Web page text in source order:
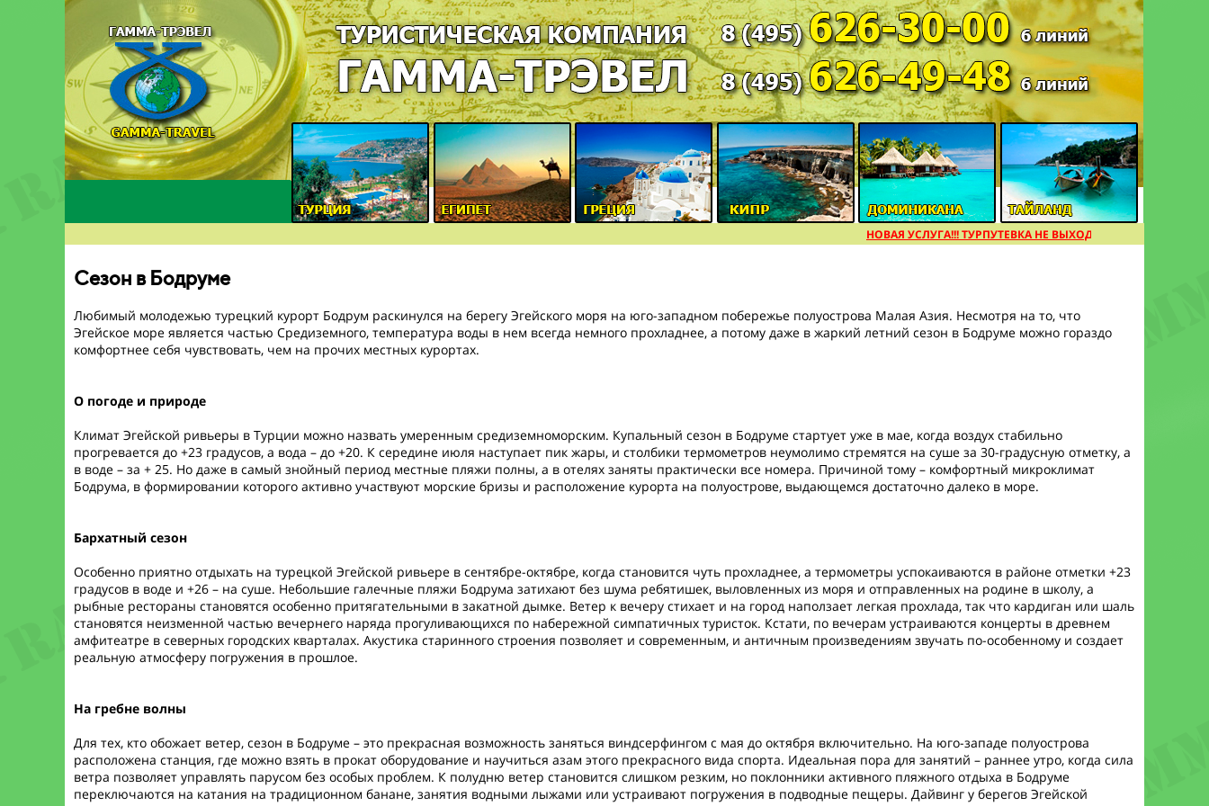
НОВАЯ УСЛУГА!!! ТУРПУТЕВКА НЕ ВЫХОДЯ ИЗ ДОМА
Сезон в Бодруме
Любимый молодежью турецкий курорт Бодрум раскинулся на берегу Эгейского моря на юго-западном побережье полуострова Малая Азия. Несмотря на то, что
Эгейское море является частью Средиземного, температура воды в нем всегда немного прохладнее, а потому даже в жаркий летний сезон в Бодруме можно гораздо
комфортнее себя чувствовать, чем на прочих местных курортах.
О погоде и природе
Климат Эгейской ривьеры в Турции можно назвать умеренным средиземноморским. Купальный сезон в Бодруме стартует уже в мае, когда воздух стабильно
прогревается до +23 градусов, а вода – до +20. К середине июля наступает пик жары, и столбики термометров неумолимо стремятся на суше за 30-градусную отметку, а
в воде – за + 25. Но даже в самый знойный период местные пляжи полны, а в отелях заняты практически все номера. Причиной тому – комфортный микроклимат
Бодрума, в формировании которого активно участвуют морские бризы и расположение курорта на полуострове, выдающемся достаточно далеко в море.
Бархатный сезон
Особенно приятно отдыхать на турецкой Эгейской ривьере в сентябре-октябре, когда становится чуть прохладнее, а термометры успокаиваются в районе отметки +23
градусов в воде и +26 – на суше. Небольшие галечные пляжи Бодрума затихают без шума ребятишек, выловленных из моря и отправленных на родине в школу, а
рыбные рестораны становятся особенно притягательными в закатной дымке. Ветер к вечеру стихает и на город наползает легкая прохлада, так что кардиган или шаль
становятся неизменной частью вечернего наряда прогуливающихся по набережной симпатичных туристок. Кстати, по вечерам устраиваются концерты в древнем
амфитеатре в северных городских кварталах. Акустика старинного строения позволяет и современным, и античным произведениям звучать по-особенному и создает
реальную атмосферу погружения в прошлое.
На гребне волны
Для тех, кто обожает ветер, сезон в Бодруме – это прекрасная возможность заняться виндсерфингом с мая до октября включительно. На юго-западе полуострова
расположена станция, где можно взять в прокат оборудование и научиться азам этого прекрасного вида спорта. Идеальная пора для занятий – раннее утро, когда сила
ветра позволяет управлять парусом без особых проблем. К полудню ветер становится слишком резким, но поклонники активного пляжного отдыха в Бодруме
переключаются на катания на традиционном банане, занятия водными лыжами или устраивают погружения в подводные пещеры. Дайвинг у берегов Эгейской